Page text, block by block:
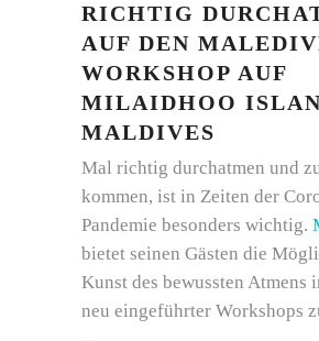
RICHTIG
AUF DEN
WORKSHOP AUF
MILAIDHOO
MALDIVES
Mal richtig durchatmen und
kommen, ist in Zeiten der
Pandemie besonders wichtig.
bietet seinen Gästen die
Kunst des bewussten Atmens
neu eingeführter Workshops